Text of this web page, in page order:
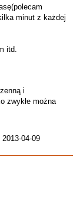
minut z każdej
itd.
i
zwykłe można
04-09